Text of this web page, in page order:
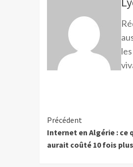
Précédent
Internet en Algérie : ce
aurait coûté 10 fois plus